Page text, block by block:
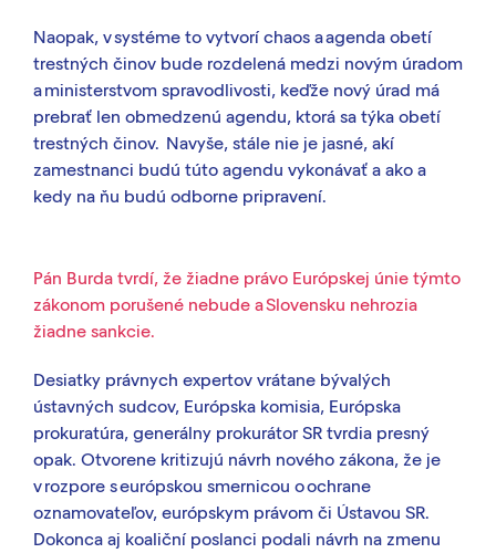
Naopak, v systéme to vytvorí chaos a agenda obetí
trestných činov bude rozdelená medzi novým úradom
a ministerstvom spravodlivosti, keďže nový úrad má
prebrať len obmedzenú agendu, ktorá sa týka obetí
trestných činov. Navyše, stále nie je jasné, akí
zamestnanci budú túto agendu vykonávať a ako a
kedy na ňu budú odborne pripravení.
Pán Burda tvrdí, že žiadne právo Európskej únie týmto
zákonom porušené nebude a Slovensku nehrozia
žiadne sankcie.
Desiatky právnych expertov vrátane bývalých
ústavných sudcov, Európska komisia, Európska
prokuratúra, generálny prokurátor SR tvrdia presný
opak. Otvorene kritizujú návrh nového zákona, že je
v rozpore s európskou smernicou o ochrane
oznamovateľov, európskym právom či Ústavou SR.
Dokonca aj koaliční poslanci podali návrh na zmenu